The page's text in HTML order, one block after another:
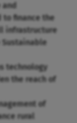
to finance the
infrastructure
Sustainable
technology
the reach of
of
rural